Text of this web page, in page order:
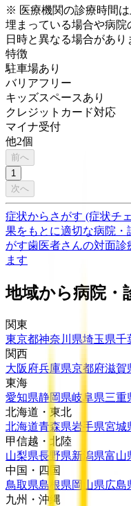
※ 医療機関の診療時間
埋まっている場合や病
日時と異なる場合があ
特徴
駐車場あり
バリアフリー
キッズスペースあり
クレジットカード対応
マイナ受付
他2個
前へ
1
次へ
症状からさがす (症状チ
果をもとに適切な病院・
がす歯医者さんの対面診
ます
地域から病院・
関東
東京都神奈川県埼玉県千
関西
大阪府兵庫県京都府滋賀
東海
愛知県静岡県岐阜県三重
北海道・東北
北海道青森県岩手県宮城
甲信越・北陸
山梨県長野県新潟県富山
中国・四国
鳥取県島根県岡山県広島
九州・沖縄